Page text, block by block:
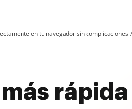
en tu navegador sin complicaciones